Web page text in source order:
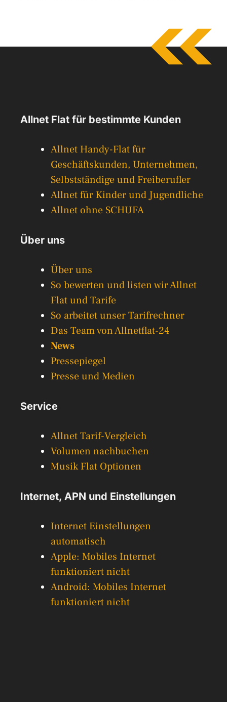
Allnet Flat für bestimmte Kunden
Allnet Handy-Flat für
Geschäftskunden, Unternehmen,
Selbstständige und Freiberufler
Allnet für Kinder und Jugendliche
Allnet ohne SCHUFA
Über uns
Über uns
So bewerten und listen wir Allnet
Flat und Tarife
So arbeitet unser Tarifrechner
Das Team von Allnetflat-24
News
Pressepiegel
Presse und Medien
Service
Allnet Tarif-Vergleich
Volumen nachbuchen
Musik Flat Optionen
Internet, APN und Einstellungen
Internet Einstellungen
automatisch
Apple: Mobiles Internet
funktioniert nicht
Android: Mobiles Internet
funktioniert nicht